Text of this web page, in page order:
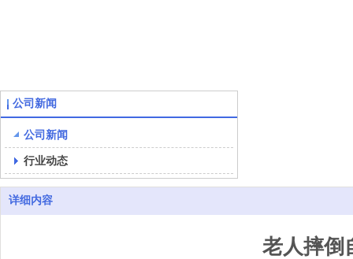
公司新闻
公司新闻
行业动态
详细内容
老人摔倒